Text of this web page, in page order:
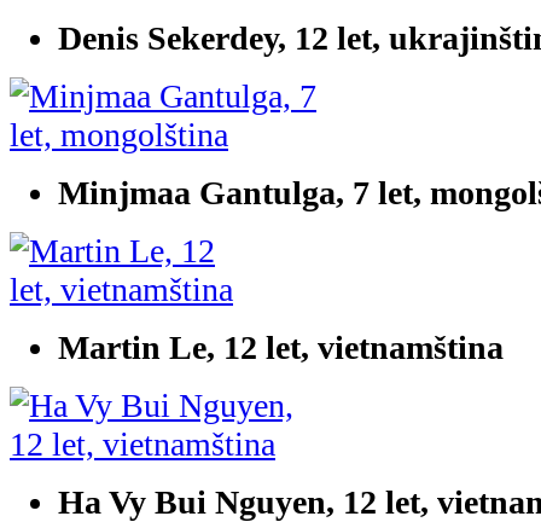
Denis Sekerdey, 12 let,
Minjmaa Gantulga, 7 let,
Martin Le, 12 let, vietnamština
Ha Vy Bui Nguyen, 12 let,